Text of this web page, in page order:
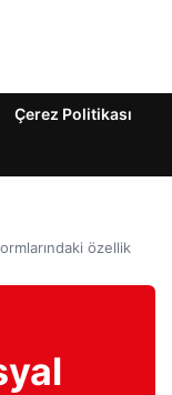
Çerez Politikası
özellik